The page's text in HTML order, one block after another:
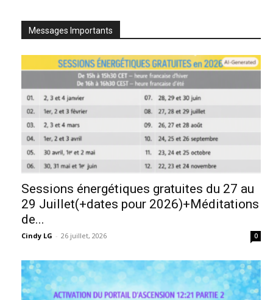
Messages Importants
Sessions énergétiques gratuites du 27 au
29 Juillet(+dates pour 2026)+Méditations
de...
Cindy LG - 26 juillet, 2026 0